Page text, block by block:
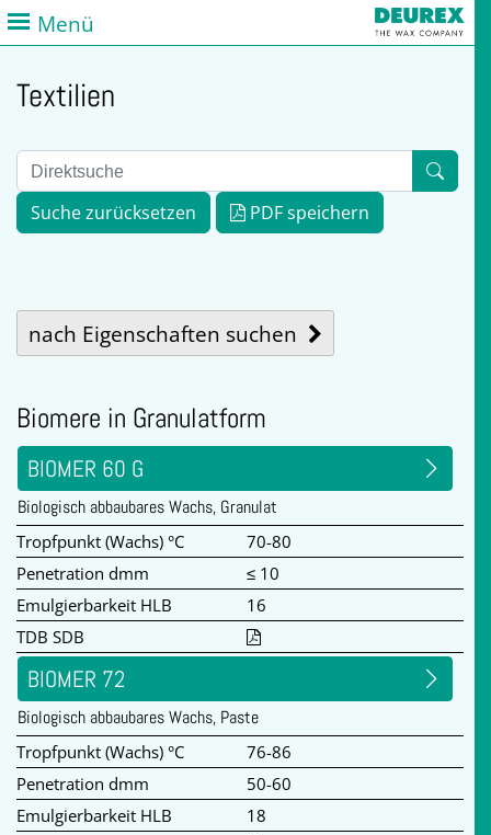
Menü
Textilien
Suche zurücksetzen PDF speichern
nach Eigenschaften suchen
Biomere in Granulatform
BIOMER 60 G
Biologisch abbaubares Wachs, Granulat
Tropfpunkt (Wachs) °C
70-80
Penetration dmm
≤ 10
Emulgierbarkeit HLB
16
TDB SDB
BIOMER 72
Biologisch abbaubares Wachs, Paste
Tropfpunkt (Wachs) °C
76-86
Penetration dmm
50-60
Emulgierbarkeit HLB
18